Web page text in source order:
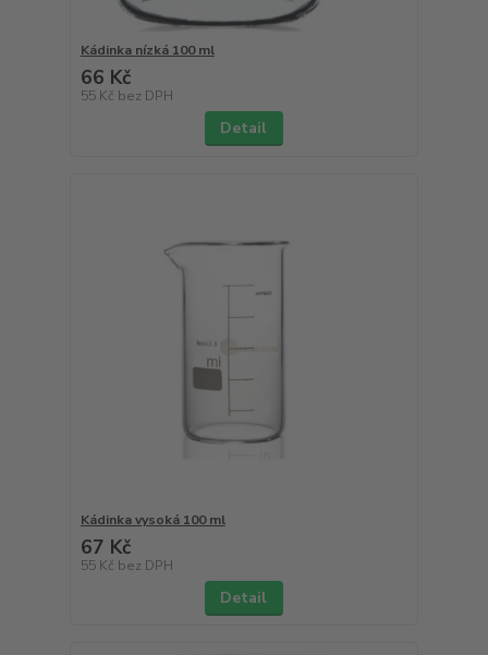
Kádinka nízká 100 ml
66 Kč
55 Kč bez DPH
Detail
Kádinka vysoká 100 ml
67 Kč
55 Kč bez DPH
Detail